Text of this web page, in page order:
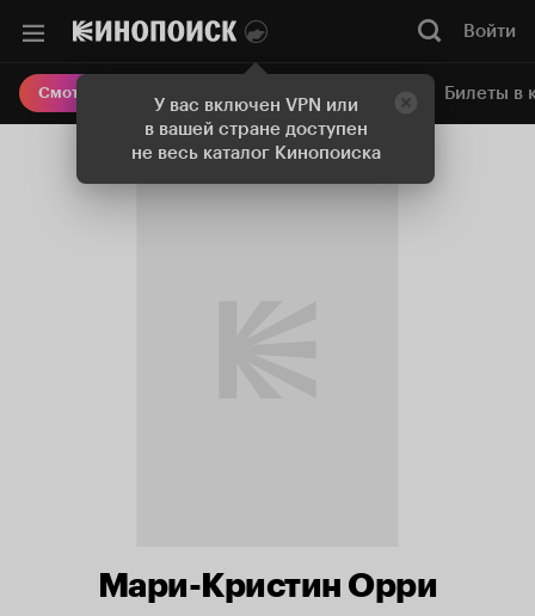
У вас включен VPN или
в вашей стране доступен
не весь каталог Кинопоиска
Войти
Смотреть кино Онлайн-кинотеатр Билеты в
Мари-Кристин Орри